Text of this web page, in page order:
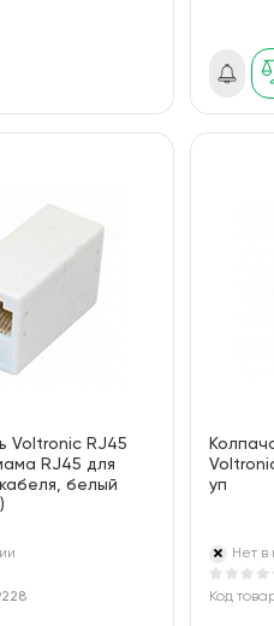
Voltronic RJ45
RJ45 для
белый
уп
Нет в
Код